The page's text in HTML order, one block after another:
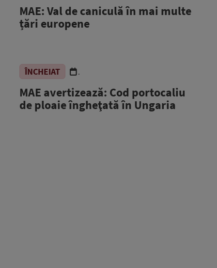
MAE: Val de caniculă în mai multe
țări europene
ÎNCHEIAT .
MAE avertizează: Cod portocaliu
de ploaie îngheţată în Ungaria